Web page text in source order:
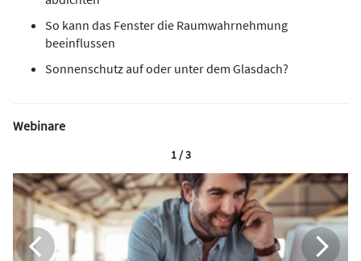
So kann das Fenster die Raumwahrnehmung
beeinflussen
Sonnenschutz auf oder unter dem Glasdach?
Webinare
1 / 3